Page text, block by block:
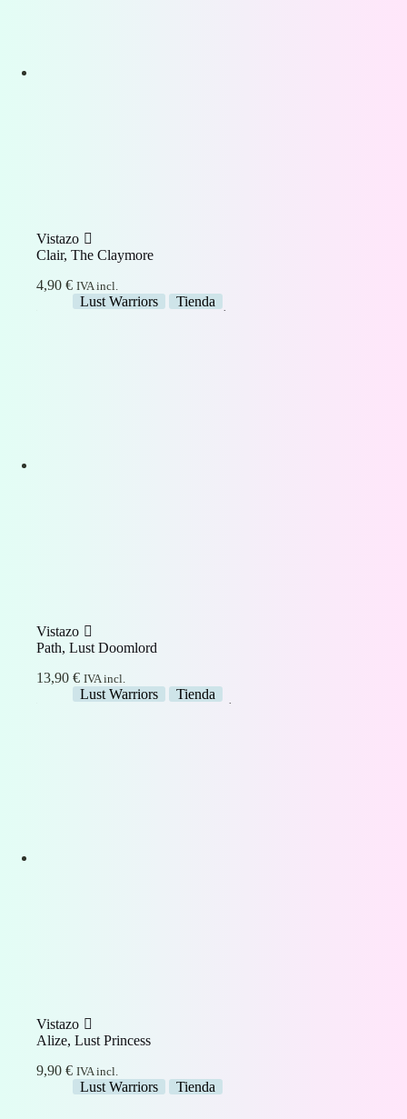
Vistazo
Clair, The Claymore
4,90 € IVA incl.
Lust Warriors Tienda
Vistazo
Path, Lust Doomlord
13,90 € IVA incl.
Lust Warriors Tienda
Vistazo
Alize, Lust Princess
9,90 € IVA incl.
Lust Warriors Tienda